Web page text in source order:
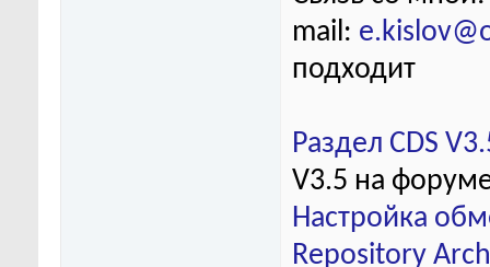
mail:
подходит
Раздел CDS
V3.5 на
Настройка
Repository